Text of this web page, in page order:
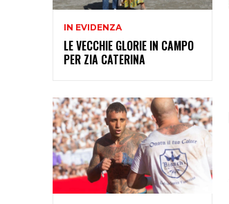
IN EVIDENZA
LE VECCHIE GLORIE IN CAMPO
PER ZIA CATERINA